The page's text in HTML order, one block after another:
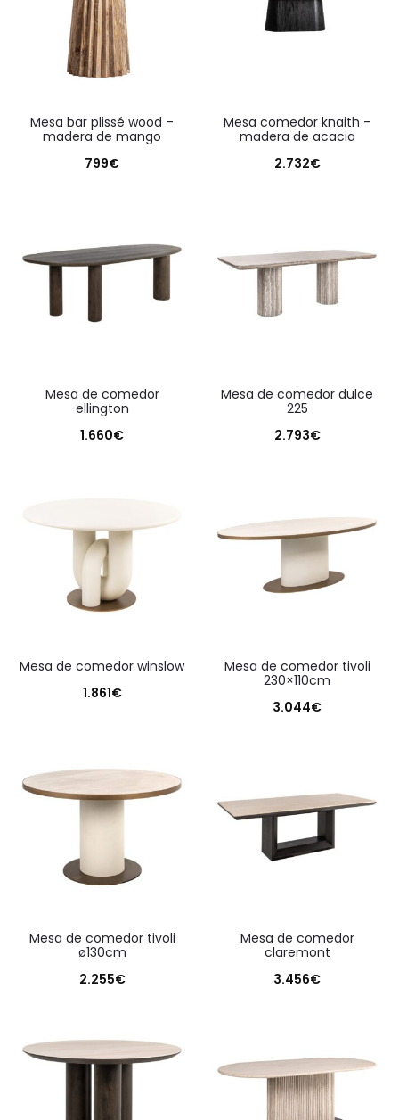
mesa bar plissé wood –
madera de mango
799€
mesa comedor knaith –
madera de acacia
2.732€
mesa de comedor
ellington
1.660€
mesa de comedor dulce
225
2.793€
mesa de comedor winslow
1.861€
mesa de comedor tivoli
230×110cm
3.044€
mesa de comedor tivoli
ø130cm
2.255€
mesa de comedor
claremont
3.456€